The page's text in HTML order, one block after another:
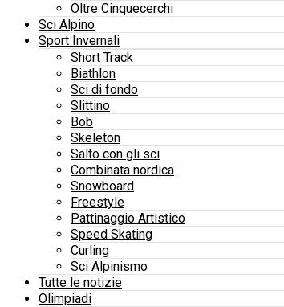
Oltre Cinquecerchi
Sci Alpino
Sport Invernali
Short Track
Biathlon
Sci di fondo
Slittino
Bob
Skeleton
Salto con gli sci
Combinata nordica
Snowboard
Freestyle
Pattinaggio Artistico
Speed Skating
Curling
Sci Alpinismo
Tutte le notizie
Olimpiadi